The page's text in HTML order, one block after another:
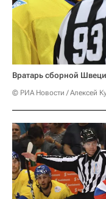
Вратарь сборной
© РИА Новости / Алексей